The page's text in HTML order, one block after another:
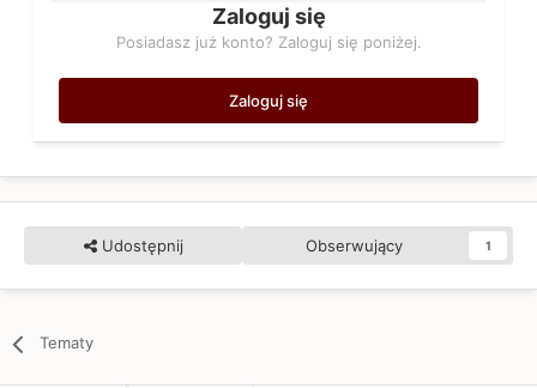
Zaloguj się
Posiadasz już konto? Zaloguj się poniżej.
Zaloguj się
Udostępnij Obserwujący 1
Tematy